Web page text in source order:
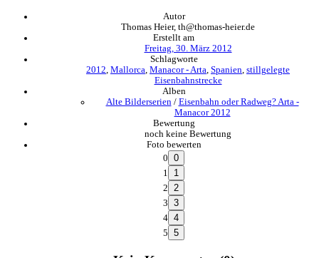
Autor
Thomas Heier, th@thomas-heier.de
Erstellt am
Freitag, 30. März 2012
Schlagworte
2012 Mallorca Manacor - Arta Spanien stillgelegte
Eisenbahnstrecke
Alben
Alte Bilderserien / Eisenbahn oder Radweg? Arta -
Manacor 2012
Bewertung
noch keine Bewertung
Foto bewerten
0
1
2
3
4
5